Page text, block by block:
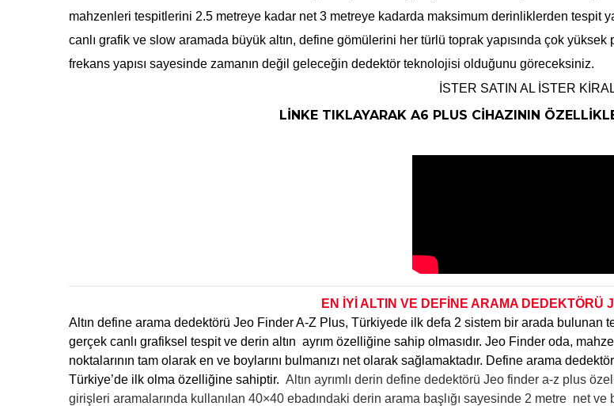
mahzenleri tespitlerini 2.5 metreye kadar net 3 metreye kadarda maksimum derinliklerden tespit
canlı grafik ve slow aramada büyük altın, define gömülerini her türlü toprak yapısında çok yüksek
frekans yapısı sayesinde zamanın değil geleceğin dedektör teknolojisi olduğunu göreceksiniz.
İSTER SATIN AL İSTER
LİNKE TIKLAYARAK A6 PLUS CİHAZININ
EN İYİ ALTIN VE DEFİNE ARAMA DEDEKTÖRÜ
Altın define arama dedektörü Jeo Finder A-Z Plus, Türkiyede ilk defa 2 sistem bir arada bulunan
gerçek canlı grafiksel tespit ve derin altın ayrım özelliğine sahip olmasıdır. Jeo Finder oda,
noktalarının tam olarak en ve boylarını bulmanızı net olarak sağlamaktadır. Define arama
Türkiye’de ilk olma özelliğine sahiptir. Altın ayrımlı derin define dedektörü Jeo finder a-z plus
girişleri aramalarında kullanılan 40×40 ebadındaki derin arama başlığı sayesinde 2 metre net